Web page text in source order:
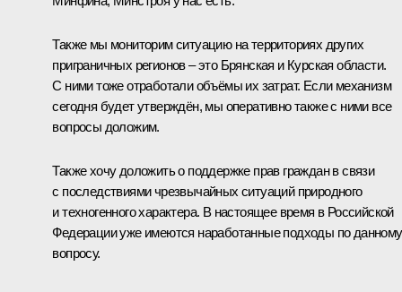
Также мы мониторим ситуацию на территориях других
приграничных регионов – это Брянская и Курская области.
С ними тоже отработали объёмы их затрат. Если механизм
сегодня будет утверждён, мы оперативно также с ними все
вопросы доложим.
Также хочу доложить о поддержке прав граждан в связи
с последствиями чрезвычайных ситуаций природного
и техногенного характера. В настоящее время в Российской
Федерации уже имеются наработанные подходы по данному
вопросу.